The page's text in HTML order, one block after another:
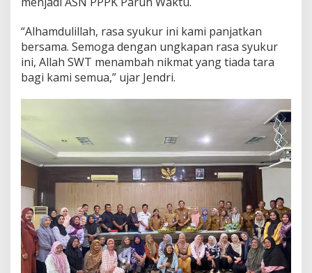
“Alhamdulillah, rasa syukur ini kami panjatkan
bersama. Semoga dengan ungkapan rasa syukur
ini, Allah SWT menambah nikmat yang tiada tara
bagi kami semua,” ujar Jendri.